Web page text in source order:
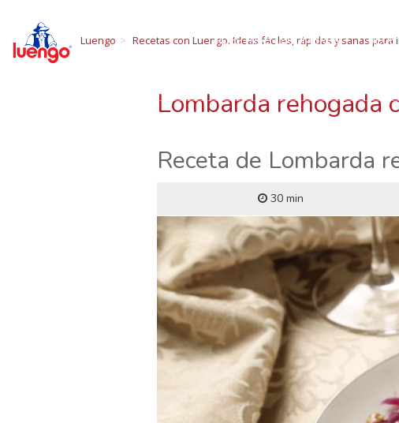
content
NUESTRAS LEGUMBRES
Luengo Recetas con Luengo. Ideas fáciles, rápidas y sanas para
Lombarda rehogada
Receta de Lombarda
30 min